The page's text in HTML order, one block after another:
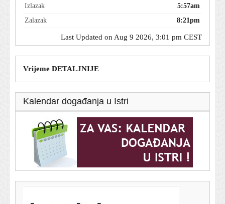
Izlazak
5:57am
Zalazak
8:21pm
Last Updated on Aug 9 2026, 3:01 pm CEST
Vrijeme DETALJNIJE
Kalendar događanja u Istri